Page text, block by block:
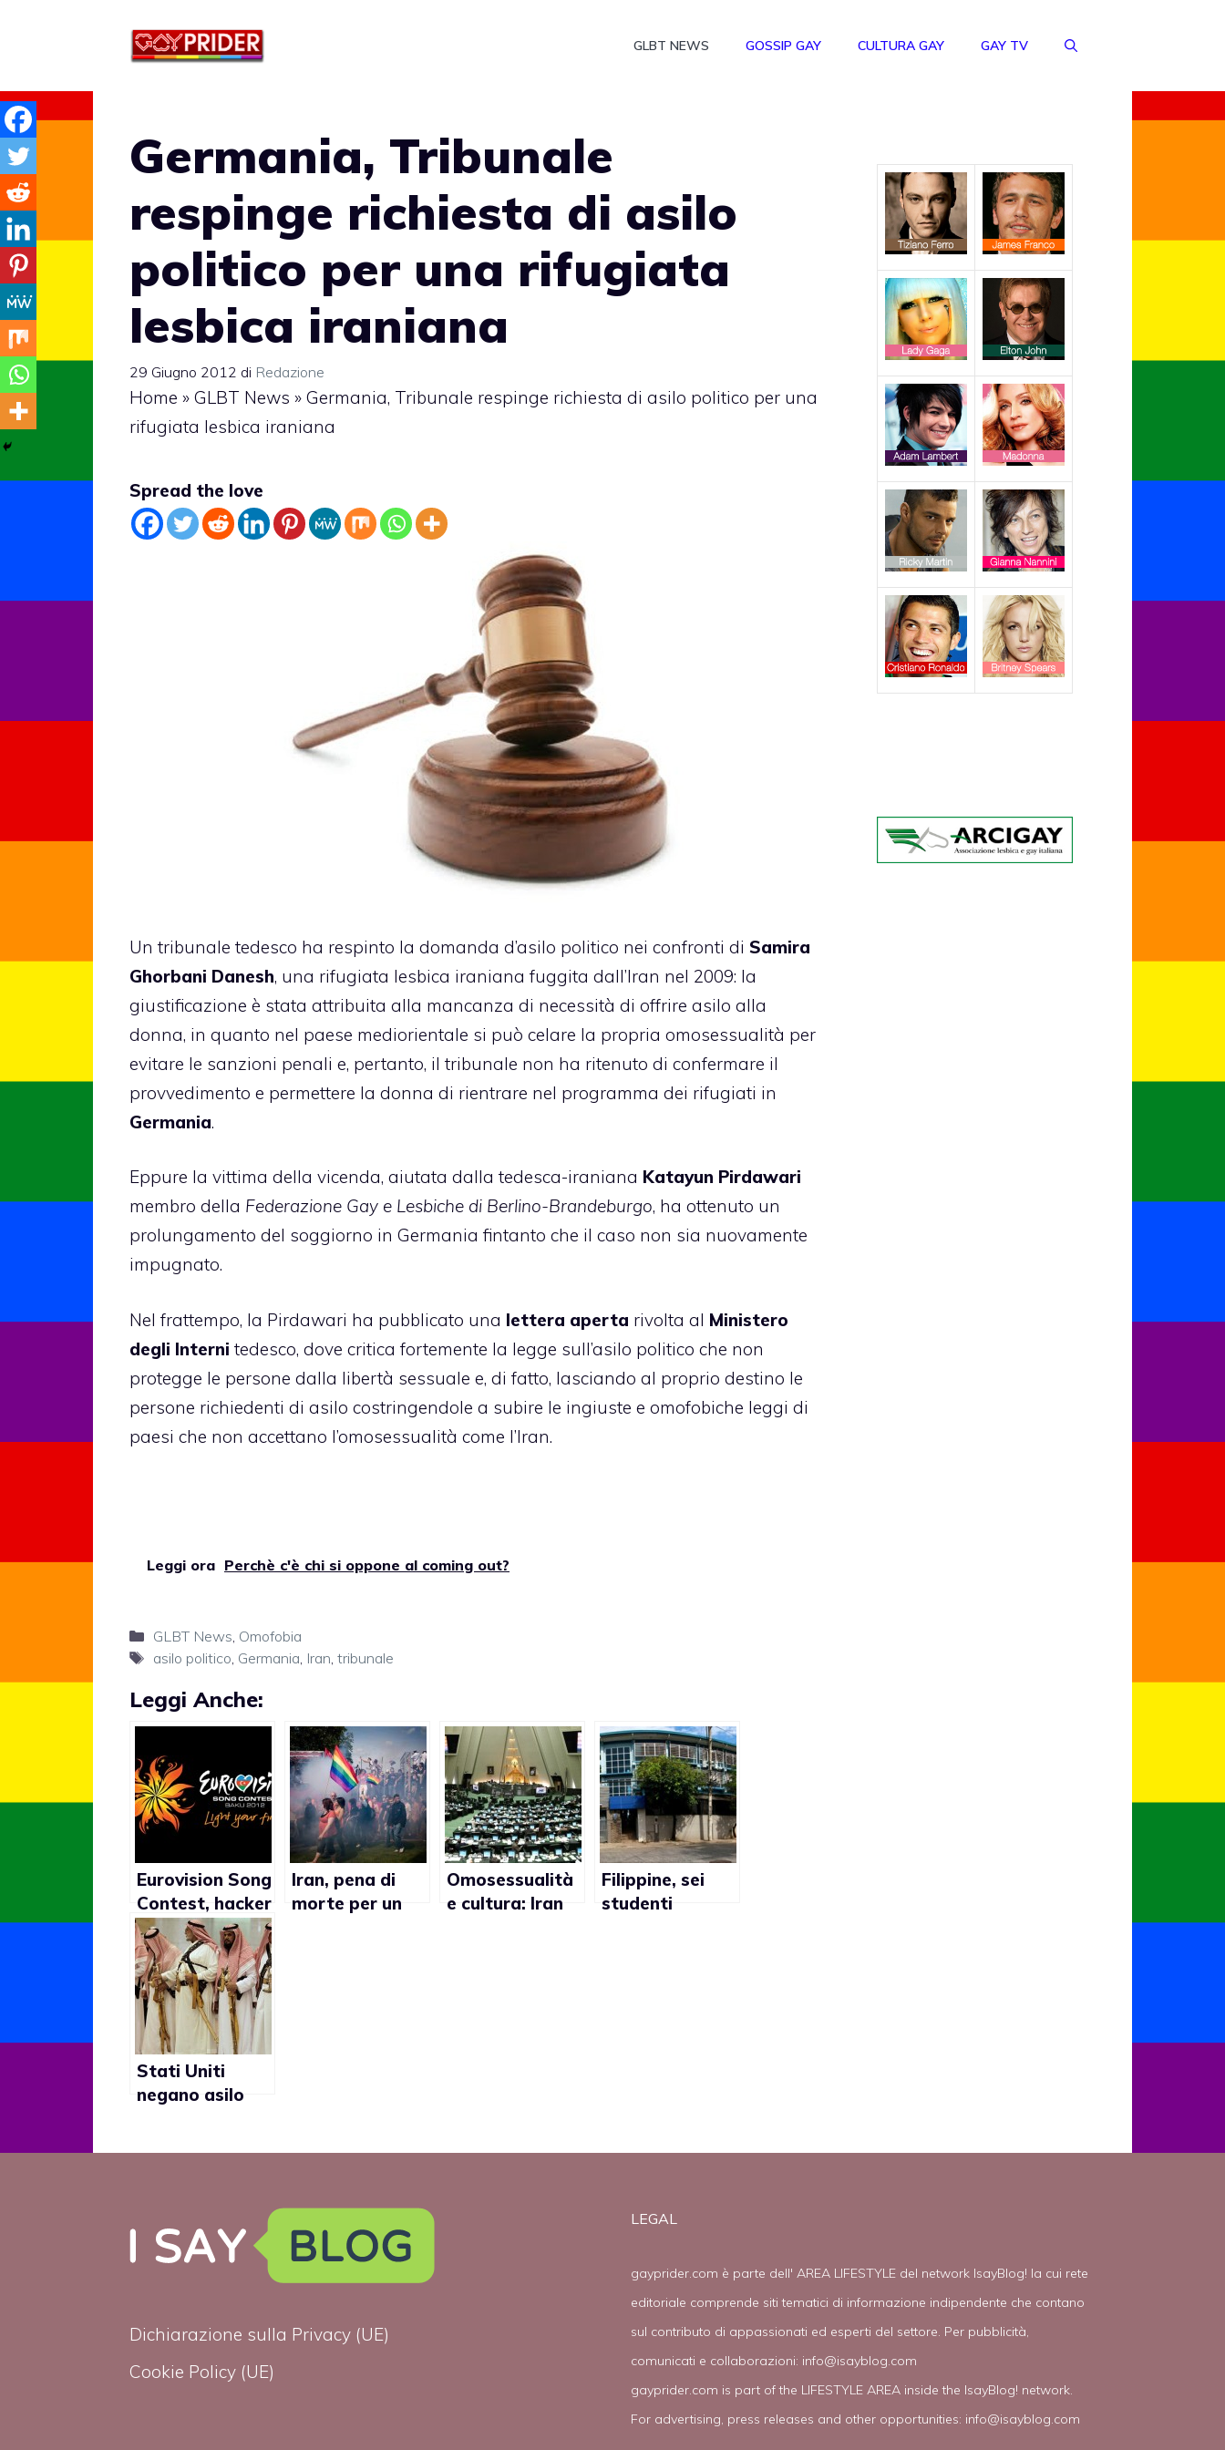
GLBT NEWS GOSSIP GAY CULTURA GAY GAY TV
Germania, Tribunale
respinge richiesta di asilo
politico per una rifugiata
lesbica iraniana
29 Giugno 2012 di Redazione
Home » GLBT News » Germania, Tribunale respinge richiesta di asilo politico per una
rifugiata lesbica iraniana
Spread the love
Un tribunale tedesco ha respinto la domanda d’asilo politico nei confronti di Samira
Ghorbani Danesh, una rifugiata lesbica iraniana fuggita dall’Iran nel 2009: la
giustificazione è stata attribuita alla mancanza di necessità di offrire asilo alla
donna, in quanto nel paese mediorientale si può celare la propria omosessualità per
evitare le sanzioni penali e, pertanto, il tribunale non ha ritenuto di confermare il
provvedimento e permettere la donna di rientrare nel programma dei rifugiati in
Germania.
Eppure la vittima della vicenda, aiutata dalla tedesca-iraniana Katayun Pirdawari
membro della Federazione Gay e Lesbiche di Berlino-Brandeburgo, ha ottenuto un
prolungamento del soggiorno in Germania fintanto che il caso non sia nuovamente
impugnato.
Nel frattempo, la Pirdawari ha pubblicato una lettera aperta rivolta al Ministero
degli Interni tedesco, dove critica fortemente la legge sull’asilo politico che non
protegge le persone dalla libertà sessuale e, di fatto, lasciando al proprio destino le
persone richiedenti di asilo costringendole a subire le ingiuste e omofobiche leggi di
paesi che non accettano l’omosessualità come l’Iran.
Leggi ora Perchè c'è chi si oppone al coming out?
Categorie
GLBT News Omofobia
Tag
asilo politico Germania Iran tribunale
Leggi Anche:
Eurovision Song
Contest, hacker
nel sito web
Iran, pena di
morte per un
Omosessualità
e cultura: Iran
Filippine, sei
studenti
Stati Uniti
negano asilo
Dichiarazione sulla Privacy (UE)
Cookie Policy (UE)
LEGAL
gayprider.com è parte dell' AREA LIFESTYLE del network IsayBlog! la cui rete
editoriale comprende siti tematici di informazione indipendente che contano
sul contributo di appassionati ed esperti del settore. Per pubblicità,
comunicati e collaborazioni: info@isayblog.com
gayprider.com is part of the LIFESTYLE AREA inside the IsayBlog! network.
For advertising, press releases and other opportunities: info@isayblog.com